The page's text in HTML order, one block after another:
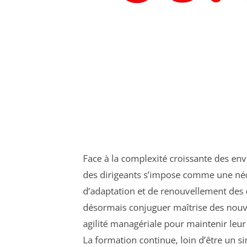
Face à la complexité croissante des
des dirigeants s’impose comme une
d’adaptation et de renouvellement
désormais conjuguer maîtrise des
agilité managériale pour maintenir
La formation continue, loin d’être un